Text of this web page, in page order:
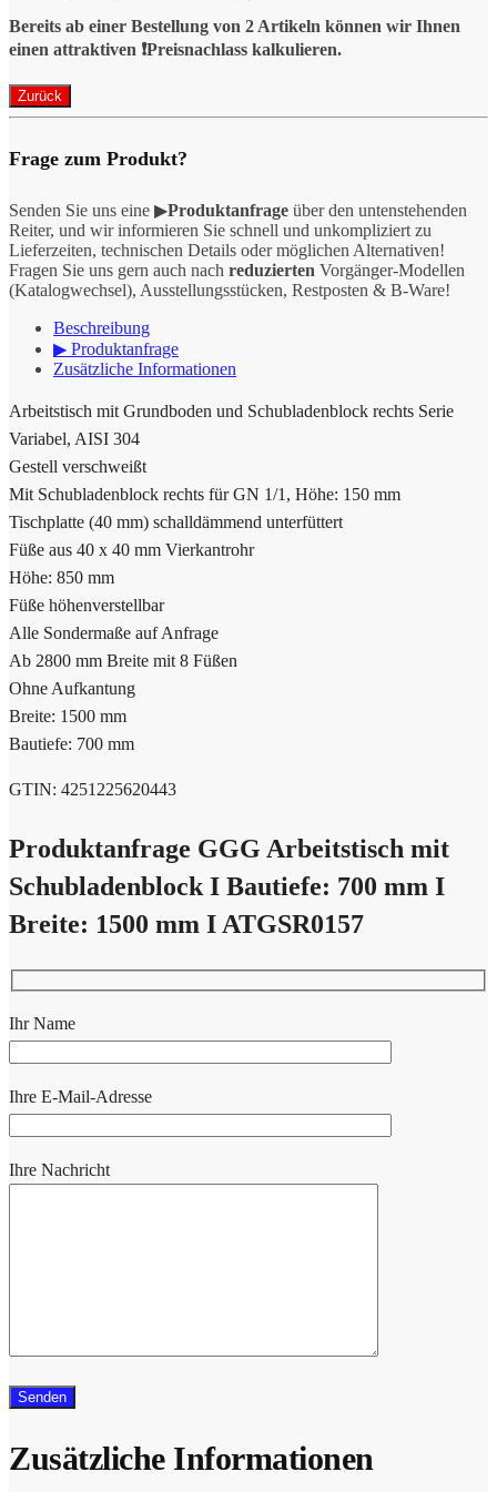
Bereits ab einer Bestellung von 2 Artikeln können wir Ihnen
einen attraktiven ❗️Preisnachlass kalkulieren.
Frage zum Produkt?
Senden Sie uns eine ▶Produktanfrage über den untenstehenden
Reiter, und wir informieren Sie schnell und unkompliziert zu
Lieferzeiten, technischen Details oder möglichen Alternativen!
Fragen Sie uns gern auch nach reduzierten Vorgänger-Modellen
(Katalogwechsel), Ausstellungsstücken, Restposten & B-Ware!
Beschreibung
▶ Produktanfrage
Zusätzliche Informationen
Arbeitstisch mit Grundboden und Schubladenblock rechts Serie
Variabel, AISI 304
Gestell verschweißt
Mit Schubladenblock rechts für GN 1/1, Höhe: 150 mm
Tischplatte (40 mm) schalldämmend unterfüttert
Füße aus 40 x 40 mm Vierkantrohr
Höhe: 850 mm
Füße höhenverstellbar
Alle Sondermaße auf Anfrage
Ab 2800 mm Breite mit 8 Füßen
Ohne Aufkantung
Breite: 1500 mm
Bautiefe: 700 mm
GTIN: 4251225620443
Produktanfrage GGG Arbeitstisch mit
Schubladenblock I Bautiefe: 700 mm I
Breite: 1500 mm I ATGSR0157
Ihr Name
Ihre E-Mail-Adresse
Ihre Nachricht
Zusätzliche Informationen